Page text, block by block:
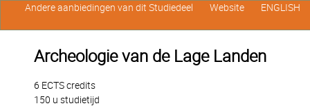
Archeologie van de Lage Landen
6 ECTS credits
150 u studietijd
Andere aanbiedingen van dit Studiedeel Website ENGLISH